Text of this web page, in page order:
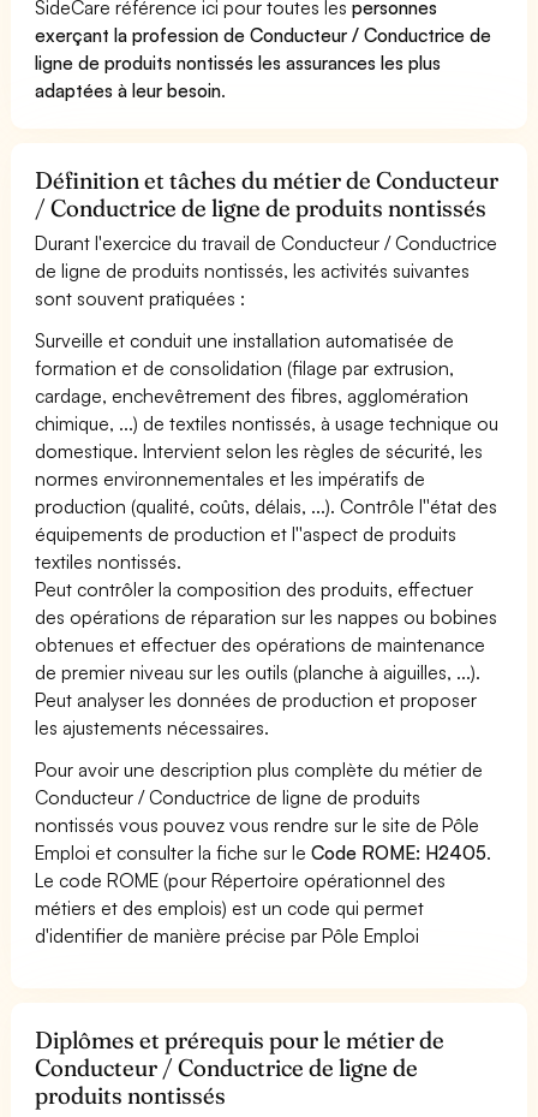
SideCare référence ici pour toutes lespersonnes
exerçant la profession de Conducteur / Conductrice de
ligne de produits nontissés les assurances les plus
adaptées à leur besoin.
Définition et tâches du métier de Conducteur
/ Conductrice de ligne de produits nontissés
Durant l'exercice du travail de Conducteur / Conductrice
de ligne de produits nontissés, les activités suivantes
sont souvent pratiquées :
Surveille et conduit une installation automatisée de
formation et de consolidation (filage par extrusion,
cardage, enchevêtrement des fibres, agglomération
chimique, ...) de textiles nontissés, à usage technique ou
domestique. Intervient selon les règles de sécurité, les
normes environnementales et les impératifs de
production (qualité, coûts, délais, ...). Contrôle l''état des
équipements de production et l''aspect de produits
textiles nontissés.
Peut contrôler la composition des produits, effectuer
des opérations de réparation sur les nappes ou bobines
obtenues et effectuer des opérations de maintenance
de premier niveau sur les outils (planche à aiguilles, ...).
Peut analyser les données de production et proposer
les ajustements nécessaires.
Pour avoir une description plus complète du métier de
Conducteur / Conductrice de ligne de produits
nontissés vous pouvez vous rendre sur le site de Pôle
Emploi et consulter la fiche sur leCode ROME: H2405.
Le code ROME (pour Répertoire opérationnel des
métiers et des emplois) est un code qui permet
d'identifier de manière précise par Pôle Emploi
Diplômes et prérequis pour le métier de
Conducteur / Conductrice de ligne de
produits nontissés